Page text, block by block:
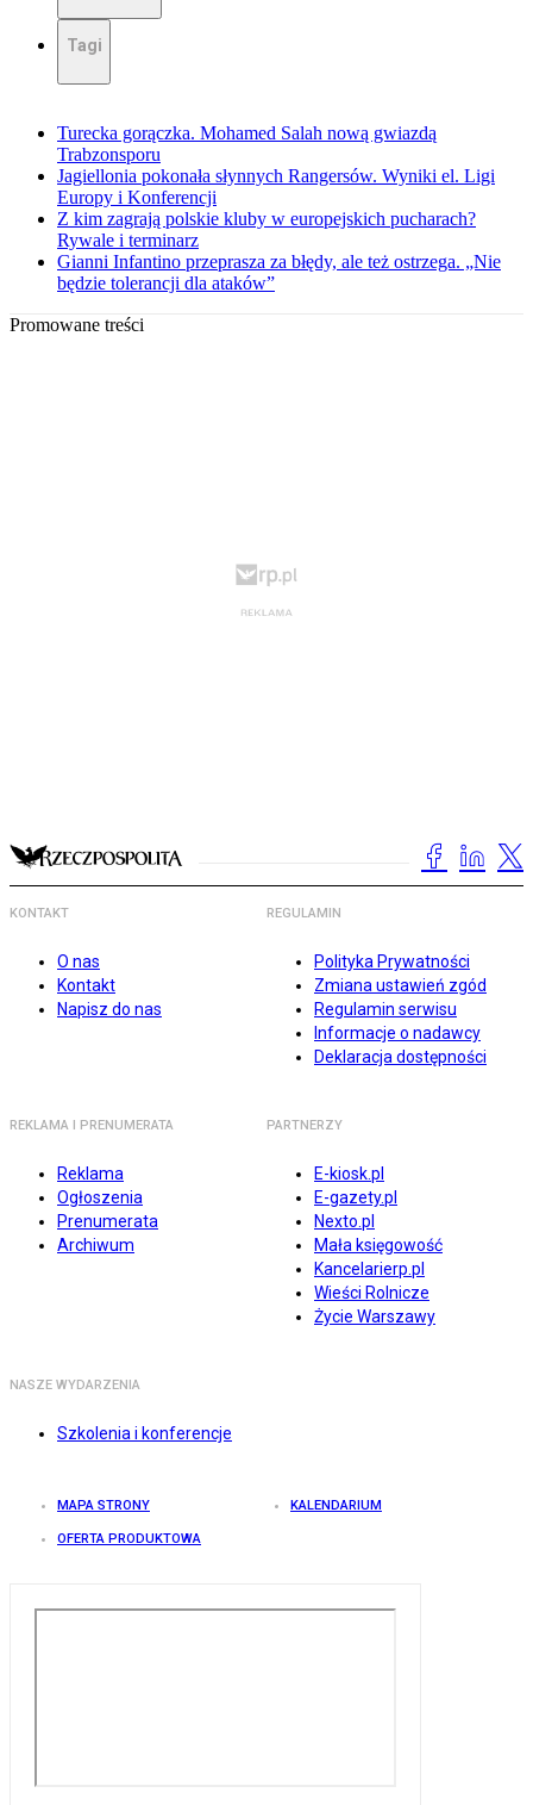
Tagi
Turecka gorączka. Mohamed Salah nową gwiazdą
Trabzonsporu
Jagiellonia pokonała słynnych Rangersów. Wyniki el. Ligi
Europy i Konferencji
Z kim zagrają polskie kluby w europejskich pucharach?
Rywale i terminarz
Gianni Infantino przeprasza za błędy, ale też ostrzega. „Nie
będzie tolerancji dla ataków”
Promowane treści
KONTAKT
O nas
Kontakt
Napisz do nas
REGULAMIN
Polityka Prywatności
Zmiana ustawień zgód
Regulamin serwisu
Informacje o nadawcy
Deklaracja dostępności
REKLAMA I PRENUMERATA
Reklama
Ogłoszenia
Prenumerata
Archiwum
PARTNERZY
E-kiosk.pl
E-gazety.pl
Nexto.pl
Mała księgowość
Kancelarierp.pl
Wieści Rolnicze
Życie Warszawy
NASZE WYDARZENIA
Szkolenia i konferencje
MAPA STRONY KALENDARIUM
OFERTA PRODUKTOWA